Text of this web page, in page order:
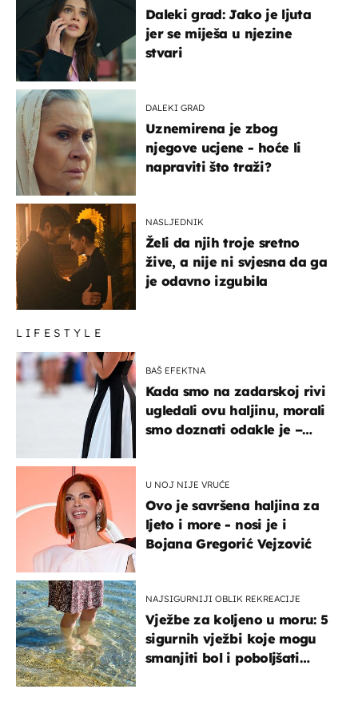
Daleki grad: Jako je ljuta
jer se miješa u njezine
stvari
DALEKI GRAD
Uznemirena je zbog
njegove ucjene - hoće li
napraviti što traži?
NASLJEDNIK
Želi da njih troje sretno
žive, a nije ni svjesna da ga
je odavno izgubila
LIFESTYLE
BAŠ EFEKTNA
Kada smo na zadarskoj rivi
ugledali ovu haljinu, morali
smo doznati odakle je –
U NOJ NIJE VRUĆE
Ovo je savršena haljina za
ljeto i more - nosi je i
Bojana Gregorić Vejzović
NAJSIGURNIJI OBLIK REKREACIJE
Vježbe za koljeno u moru: 5
sigurnih vježbi koje mogu
smanjiti bol i poboljšati